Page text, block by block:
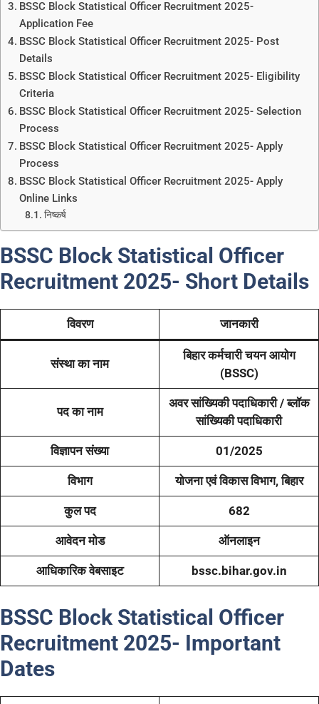
BSSC Block Statistical Officer Recruitment 2025-
Application Fee
BSSC Block Statistical Officer Recruitment 2025- Post
Details
BSSC Block Statistical Officer Recruitment 2025- Eligibility
Criteria
BSSC Block Statistical Officer Recruitment 2025- Selection
Process
BSSC Block Statistical Officer Recruitment 2025- Apply
Process
BSSC Block Statistical Officer Recruitment 2025- Apply
Online Links
निष्कर्ष
BSSC Block Statistical Officer
Recruitment 2025- Short Details
विवरण जानकारी
संस्था का नाम
बिहार कर्मचारी चयन आयोग
(BSSC)
पद का नाम
अवर सांख्यिकी पदाधिकारी / ब्लॉक
सांख्यिकी पदाधिकारी
विज्ञापन संख्या 01/2025
विभाग योजना एवं विकास विभाग, बिहार
कुल पद 682
आवेदन मोड ऑनलाइन
आधिकारिक वेबसाइट bssc.bihar.gov.in
BSSC Block Statistical Officer
Recruitment 2025- Important
Dates